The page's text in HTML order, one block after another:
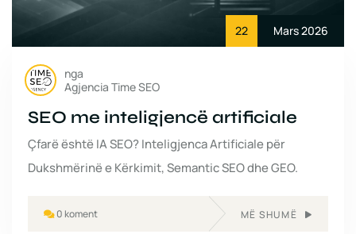
22 Mars 2026
nga
Agjencia Time SEO
SEO me inteligjencë artificiale
Çfarë është IA SEO? Inteligjenca Artificiale për
Dukshmërinë e Kërkimit, Semantic SEO dhe GEO.
0 koment MË SHUMË